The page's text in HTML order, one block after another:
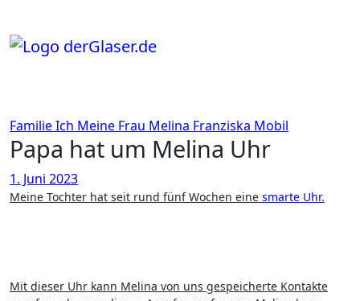
springen
FamilieIch Meine Frau Melina Franziska Mobil
Papa hat um Melina Uhr
1. Juni 2023
Meine Tochter hat seit rund fünf Wochen eine smarte Uhr.
Mit dieser Uhr kann Melina von uns gespeicherte Kontakte